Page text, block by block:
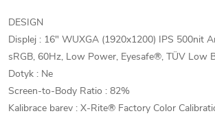
DESIGN
Displej : 16" WUXGA (1920x1200) IPS 500nit
sRGB, 60Hz, Low Power, Eyesafe®, TÜV Low
Dotyk : Ne
Screen-to-Body Ratio : 82%
Kalibrace barev : X-Rite® Factory Color